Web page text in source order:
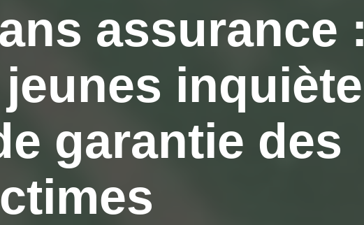
assurance :
inquiète
garantie des